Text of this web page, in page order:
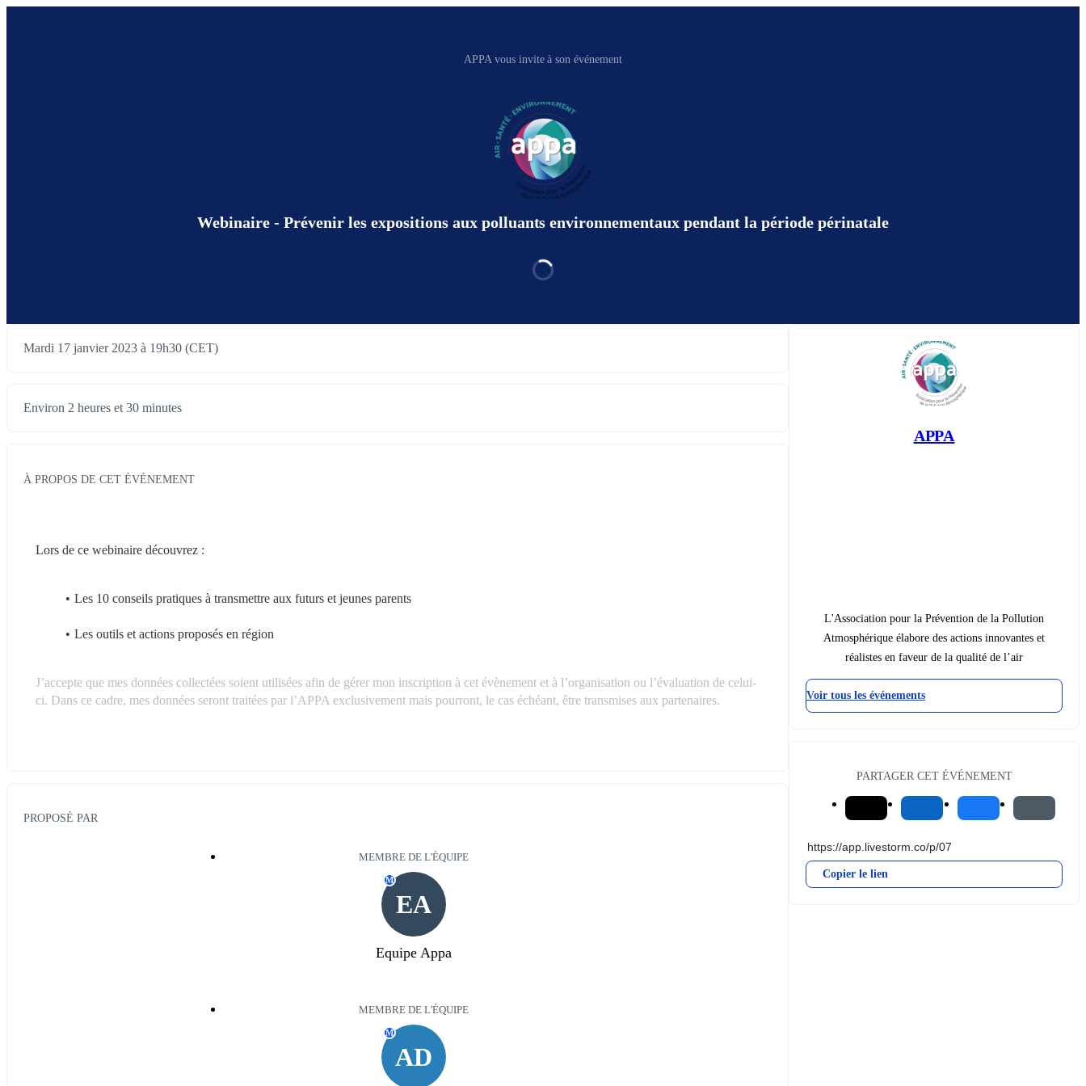
APPA vous invite à son événement
Webinaire - Prévenir les expositions aux polluants environnementaux pendant la période périnatale
Mardi 17 janvier 2023 à 19h30 (CET)
Environ 2 heures et 30 minutes
À PROPOS DE CET ÉVÉNEMENT
Lors de ce webinaire découvrez :
Les 10 conseils pratiques à transmettre aux futurs et jeunes parents
Les outils et actions proposés en région
J’accepte que mes données collectées soient utilisées afin de gérer mon inscription à cet évènement et à l’organisation ou l’évaluation de celui-
ci. Dans ce cadre, mes données seront traitées par l’APPA exclusivement mais pourront, le cas échéant, être transmises aux partenaires.
PROPOSÉ PAR
MEMBRE DE L'ÉQUIPE
EA
M
Equipe Appa
MEMBRE DE L'ÉQUIPE
AD
M
APPA
L'Association pour la Prévention de la Pollution
Atmosphérique élabore des actions innovantes et
réalistes en faveur de la qualité de l’air
Voir tous les événements
PARTAGER CET ÉVÉNEMENT
Copier le lien